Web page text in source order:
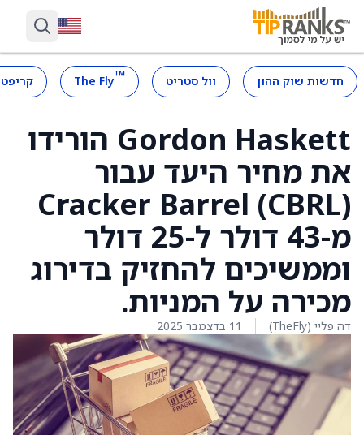
חדשות שוק ההון וול סטריט ™
The Fly
Gordon Haskett הורידו
את מחיר היעד עבור
Cracker Barrel (CBRL)
מ-43 דולר ל-25 דולר
וממשיכים להחזיק בדירוג
מכירה על המניות.
דה פליי (TheFly) 11 בדצמבר 2025